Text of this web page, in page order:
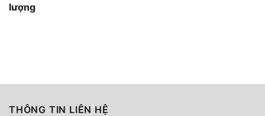
lượng
THÔNG TIN LIÊN HỆ